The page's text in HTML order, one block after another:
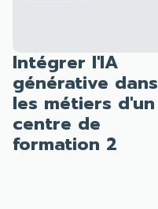
Intégrer l'IA
générative dans
les métiers d'un
centre de
formation 2